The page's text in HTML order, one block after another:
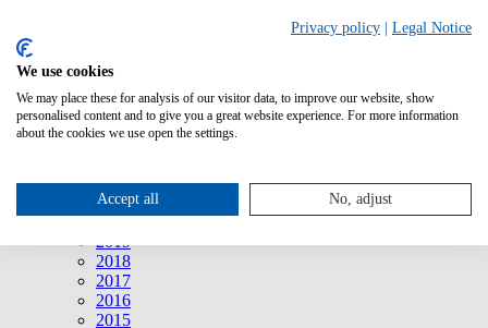
Mitteilungen
2026
2025
2024
2022
2021
2020
2019
2018
2017
2016
2015
Privacy policy Legal Notice
We use cookies
We may place these for analysis of our visitor data, to improve our website, show
personalised content and to give you a great website experience. For more information
about the cookies we use open the settings.
Accept all No, adjust